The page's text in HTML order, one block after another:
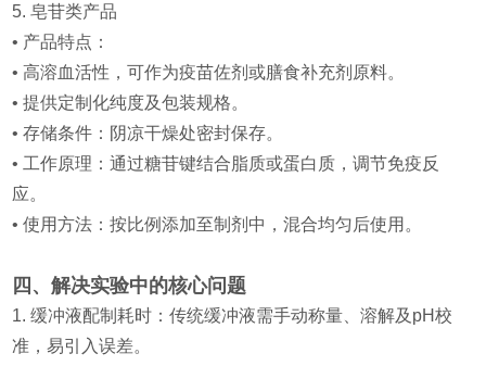
5. 皂苷类产品
• 产品特点：
• 高溶血活性，可作为疫苗佐剂或膳食补充剂原料。
• 提供定制化纯度及包装规格。
• 存储条件：阴凉干燥处密封保存。
• 工作原理：通过糖苷键结合脂质或蛋白质，调节免疫反
应。
• 使用方法：按比例添加至制剂中，混合均匀后使用。
四、解决实验中的核心问题
1. 缓冲液配制耗时：传统缓冲液需手动称量、溶解及pH校
准，易引入误差。